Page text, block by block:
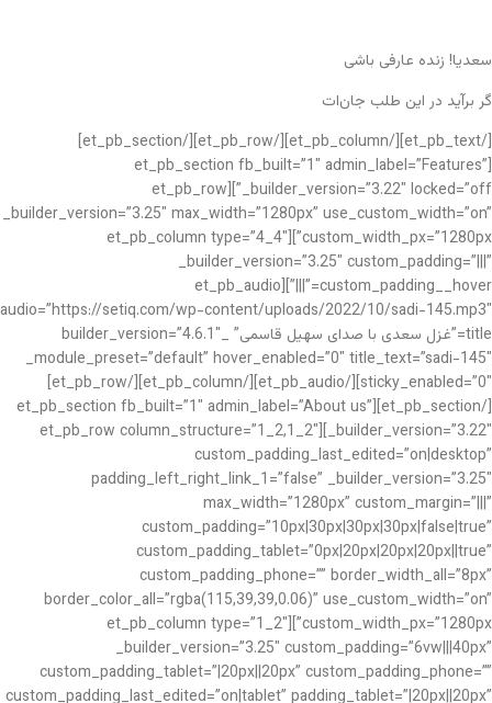
سعدیا! زنده عارفی باشی
گر برآید در این طلب جان‌ات
[/et_pb_text][/et_pb_column][/et_pb_row][/et_pb_section]
[et_pb_section fb_built=”1″ admin_label=”Features”
_builder_version=”3.22″ locked=”off”][et_pb_row
_builder_version=”3.25″ max_width=”1280px” use_custom_width=”on”
custom_width_px=”1280px”][et_pb_column type=”4_4″
_builder_version=”3.25″ custom_padding=”|||”
custom_padding__hover=”|||”][et_pb_audio
audio=”https://setiq.com/wp-content/uploads/2022/10/sadi-145.mp3″
title=”غزل سعدی با صدای سهیل قاسمی” _builder_version=”4.6.1″
_module_preset=”default” hover_enabled=”0″ title_text=”sadi-145″
sticky_enabled=”0″][/et_pb_audio][/et_pb_column][/et_pb_row]
[/et_pb_section][et_pb_section fb_built=”1″ admin_label=”About us”
_builder_version=”3.22″][et_pb_row column_structure=”1_2,1_2″
custom_padding_last_edited=”on|desktop”
padding_left_right_link_1=”false” _builder_version=”3.25″
max_width=”1280px” custom_margin=”|||”
custom_padding=”10px|30px|30px|30px|false|true”
custom_padding_tablet=”0px|20px|20px|20px||true”
custom_padding_phone=”” border_width_all=”8px”
border_color_all=”rgba(115,39,39,0.06)” use_custom_width=”on”
custom_width_px=”1280px”][et_pb_column type=”1_2″
_builder_version=”3.25″ custom_padding=”6vw|||40px”
custom_padding_tablet=”|20px||20px” custom_padding_phone=””
custom_padding_last_edited=”on|tablet” padding_tablet=”|20px||20px”